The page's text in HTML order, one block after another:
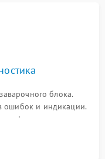
блока.
ошибок и индикации.
кофемолки на слух.
воды для выявления